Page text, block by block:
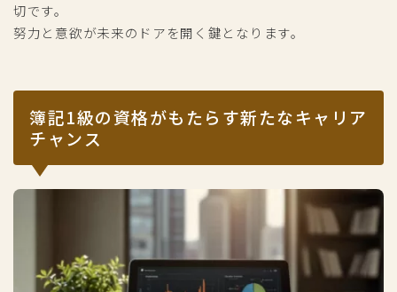
切です。
努力と意欲が未来のドアを開く鍵となります。
簿記1級の資格がもたらす新たなキャリア
チャンス